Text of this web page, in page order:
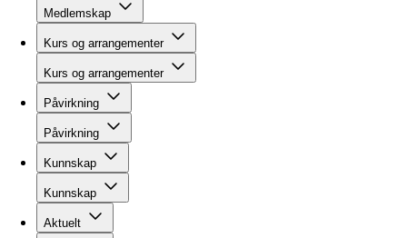
Medlemskap
Kurs og arrangementer
Kurs og arrangementer
Påvirkning
Påvirkning
Kunnskap
Kunnskap
Aktuelt